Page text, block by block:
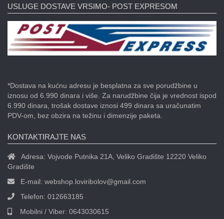
USLUGE DOSTAVE VRSIMO- POST EXPRESOM
*Dostava na kućnu adresu je besplatna za sve porudžbine u
iznosu od 6.990 dinara i više. Za narudžbine čija je vrednost ispod
6.990 dinara, trošak dostave iznosi 499 dinara sa uračunatim
PDV-om, bez obzira na težinu i dimenzije paketa.
KONTAKTIRAJTE NAS
Adresa: Vojvode Putnika 21A, Veliko Gradište 12220 Veliko
Gradište
E-mail: webshop.loviribolov@gmail.com
Telefon: 012663185
Mobilni / Viber: 0643030615